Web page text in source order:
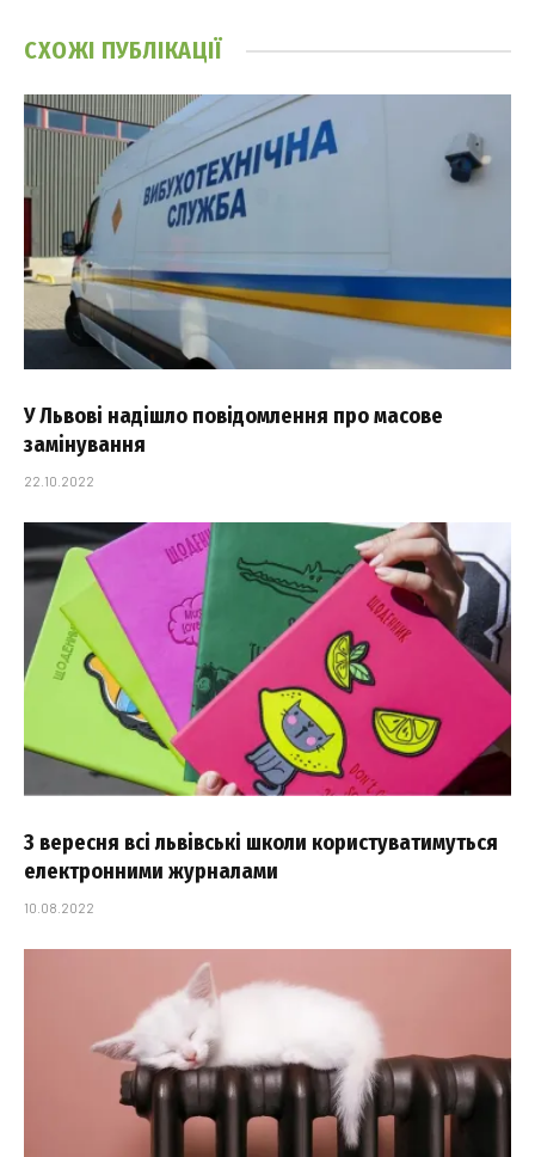
СХОЖІ ПУБЛІКАЦІЇ
У Львові надішло повідомлення про масове
замінування
22.10.2022
З вересня всі львівські школи користуватимуться
електронними журналами
10.08.2022